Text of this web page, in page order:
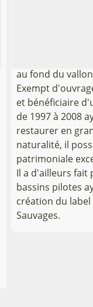
au fond du
Exempt
et bénéficiaire
de 1997 à 2008
restaurer en
naturalité, il
patrimoniale
Il a d'ailleurs fait
bassins pilotes
création du label
Sauvages.